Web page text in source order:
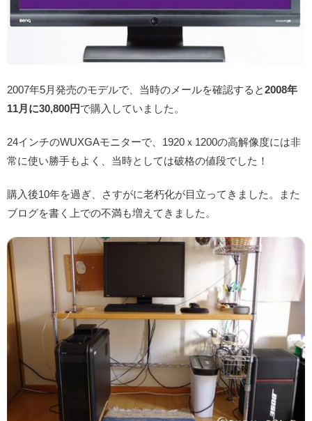
2007年5月発売のモデルで、当時のメールを確認すると2008年
11月に30,800円で購入していました。
24インチのWUXGAモニターで、1920ｘ1200の高解像度には非
常に使い勝手もよく、当時としては破格の値段でした！
購入後10年を過ぎ、さすがに老朽化が目立ってきました。また
ブログを書く上での不満も増えてきました。